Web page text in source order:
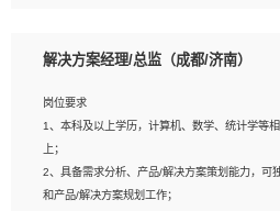
岗位要求：
1、全日制统招本科及以上学历，计算机相关专
2、具有扎实的java编程功底和良好的编码习惯
发经验和性能调优经验尤佳；熟悉JVM调优；掌
平台、云产品功能特性，熟练使用相关平台的功
解决方案经理/总监（成都/济南）
岗位要求
1、本科及以上学历，计算机、数学、统计学等
上；
2、具备需求分析、产品/解决方案策划能力，可
和产品/解决方案规划工作；